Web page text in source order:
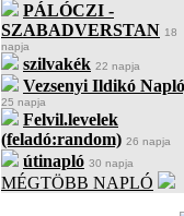
PÁLÓCZI -
SZABADVERSTAN 18
napja
szilvakék 22 napja
Vezsenyi Ildikó
25 napja
Felvil.levelek
(feladó:random) 26 napja
útinapló 30 napja
MÉGTÖBB NAPLÓ